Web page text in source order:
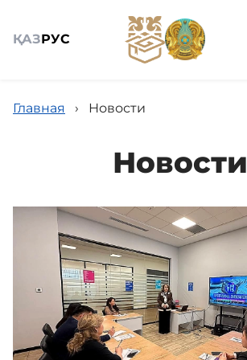
ҚАЗРУС
Новости
Наши услуги
Противодействие коррупции
Главная › Новости
Новости